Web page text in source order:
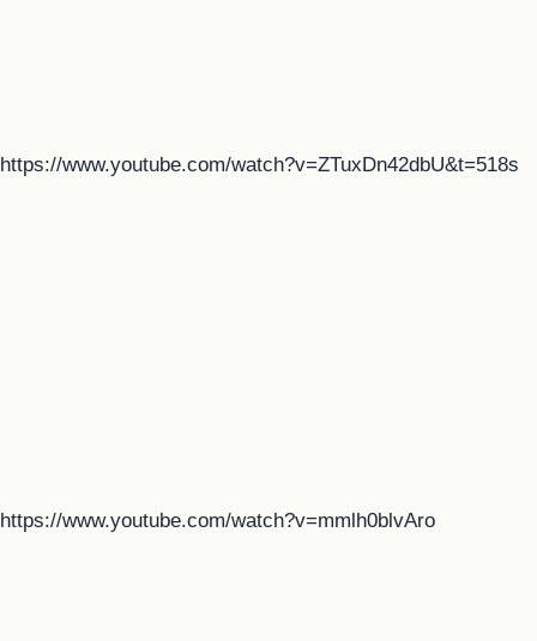
https://www.youtube.com/watch?v=ZTuxDn42dbU&t=518s
https://www.youtube.com/watch?v=mmlh0blvAro